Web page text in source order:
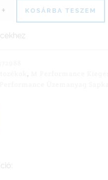
Performance üzemanyag
+ KOSÁRBA TESZEM
,